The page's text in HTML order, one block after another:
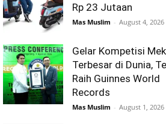
Rp 23 Jutaan
Mas Muslim - August 4, 2026
Gelar Kompetisi
Terbesar di Dunia,
Raih Guinnes World
Records
Mas Muslim - August 1, 2026